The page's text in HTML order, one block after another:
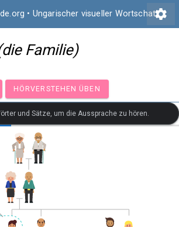
• Ungarischer visueller Wortschatzsettings
Familie)
HÖRVERSTEHEN ÜBEN
und Sätze, um die Aussprache zu hören.